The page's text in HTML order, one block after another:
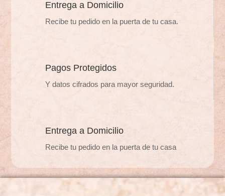
elegir
en
producto
Entrega a Domicilio
Recibe tu pedido en la puerta de tu casa.
Pagos Protegidos
Y datos cifrados para mayor seguridad.
Entrega a Domicilio
Recibe tu pedido en la puerta de tu casa